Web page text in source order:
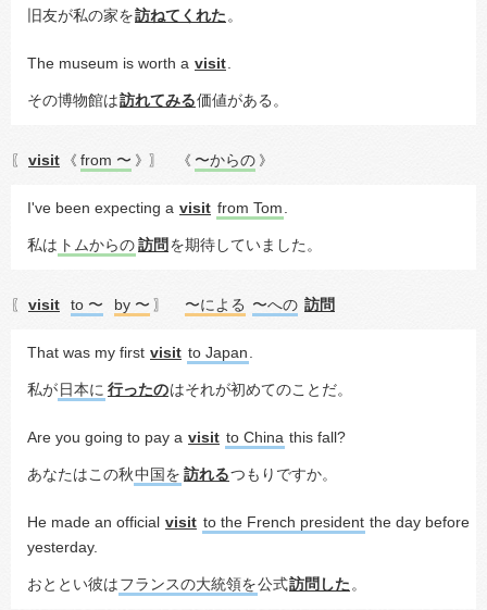
旧友が私の家を訪ねてくれた 。
The museum is worth a visit
その博物館は訪れてみる価値がある。
〖 visit 《 from 〜 》〗 《 〜からの 》
I've been expecting a visit from Tom
私は トムからの訪問 を期待していました。
〖 visit to 〜 by 〜 〗 〜による 〜への 訪問
That was my first visit to Japan
私が日本に 行ったのはそれが初めてのことだ。
Are you going to pay a visit to China this fall?
あなたはこの秋中国を 訪れるつもりですか。
He made an official visit to the French president the day before
yesterday.
おととい彼はフランスの大統領を公式訪問した 。